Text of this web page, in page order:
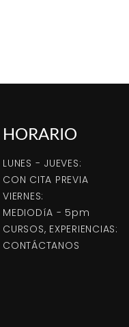
HORARIO
LUNES - JUEVES:
CON CITA PREVIA
VIERNES:
MEDIODíA - 5pm
CURSOS, EXPERIENCIAS:
CONTÁCTANOS